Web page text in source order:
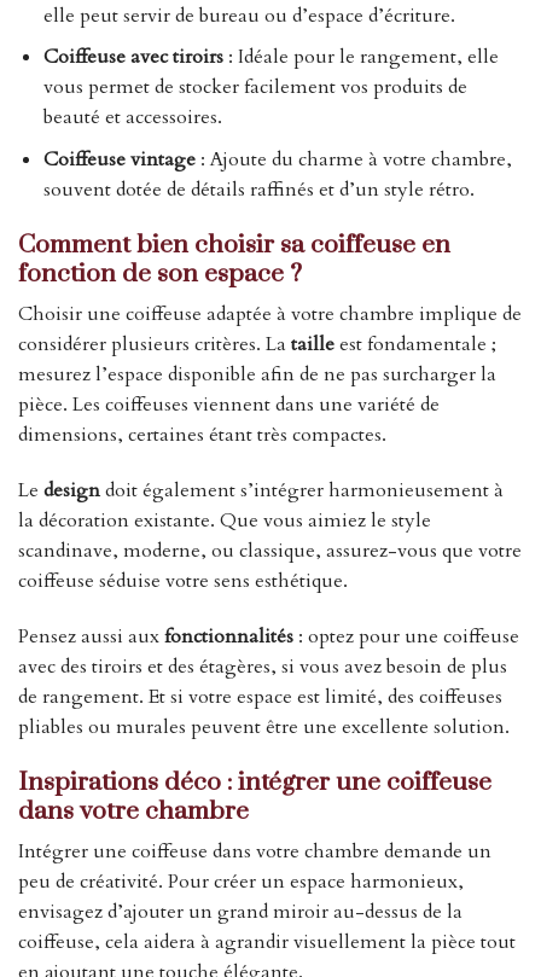
elle peut servir de bureau ou d’espace d’écriture.
Coiffeuse avec tiroirs: Idéale pour le rangement, elle
vous permet de stocker facilement vos produits de
beauté et accessoires.
Coiffeuse vintage: Ajoute du charme à votre chambre,
souvent dotée de détails raffinés et d’un style rétro.
Comment bien choisir sa coiffeuse en
fonction de son espace ?
Choisir une coiffeuse adaptée à votre chambre implique de
considérer plusieurs critères. La tailleest fondamentale ;
mesurez l’espace disponible afin de ne pas surcharger la
pièce. Les coiffeuses viennent dans une variété de
dimensions, certaines étant très compactes.
Le designdoit également s’intégrer harmonieusement à
la décoration existante. Que vous aimiez le style
scandinave, moderne, ou classique, assurez-vous que votre
coiffeuse séduise votre sens esthétique.
Pensez aussi auxfonctionnalités : optez pour une coiffeuse
avec des tiroirs et des étagères, si vous avez besoin de plus
de rangement. Et si votre espace est limité, des coiffeuses
pliables ou murales peuvent être une excellente solution.
Inspirations déco : intégrer une coiffeuse
dans votre chambre
Intégrer une coiffeuse dans votre chambre demande un
peu de créativité. Pour créer un espace harmonieux,
envisagez d’ajouter un grand miroir au-dessus de la
coiffeuse, cela aidera à agrandir visuellement la pièce tout